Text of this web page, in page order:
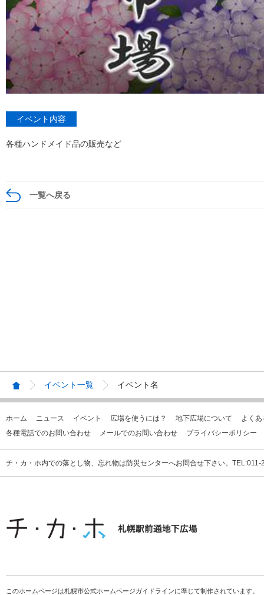
イベント内容
各種ハンドメイド品の販売など
一覧へ戻る
イベント一覧 イベント名
ホーム ニュース イベント 広場を使うには？ 地下広場について
よく
各種電話でのお問い合わせ
メールでのお問い合わせ プライバシーポリシー
チ・カ・ホ内での落とし物、忘れ物は防災センターへお問合せ下さい。
このホームページは札幌市公式ホームページガイドラインに準じて制作されています。